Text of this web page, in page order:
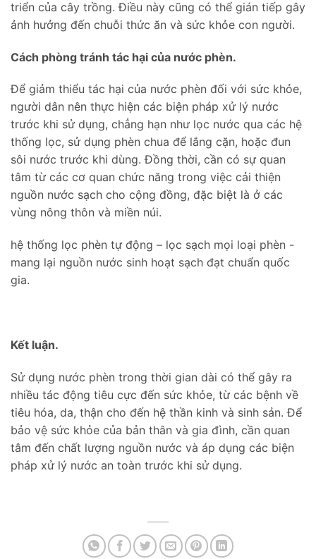
triển của cây trồng. Điều này cũng có thể gián tiếp gây
ảnh hưởng đến chuỗi thức ăn và sức khỏe con người.
Cách phòng tránh tác hại của nước phèn.
Để giảm thiểu tác hại của nước phèn đối với sức khỏe,
người dân nên thực hiện các biện pháp xử lý nước
trước khi sử dụng, chẳng hạn như lọc nước qua các hệ
thống lọc, sử dụng phèn chua để lắng cặn, hoặc đun
sôi nước trước khi dùng. Đồng thời, cần có sự quan
tâm từ các cơ quan chức năng trong việc cải thiện
nguồn nước sạch cho cộng đồng, đặc biệt là ở các
vùng nông thôn và miền núi.
hệ thống lọc phèn tự động – lọc sạch mọi loại phèn -
mang lại nguồn nước sinh hoạt sạch đạt chuẩn quốc
gia.
Kết luận.
Sử dụng nước phèn trong thời gian dài có thể gây ra
nhiều tác động tiêu cực đến sức khỏe, từ các bệnh về
tiêu hóa, da, thận cho đến hệ thần kinh và sinh sản. Để
bảo vệ sức khỏe của bản thân và gia đình, cần quan
tâm đến chất lượng nguồn nước và áp dụng các biện
pháp xử lý nước an toàn trước khi sử dụng.